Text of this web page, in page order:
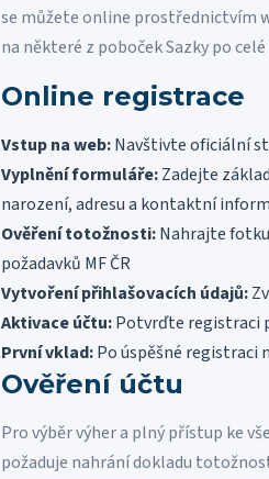
se můžete online prostřednictvím
na některé z poboček Sazky po
Online registrace
Vstup na web:Navštivte oficiální
Vyplnění formuláře:Zadejte
narození, adresu a kontaktní
Ověření totožnosti:Nahrajte
požadavků MF ČR
Vytvoření přihlašovacích údajů:
Aktivace účtu:Potvrďte registraci
První vklad:Po úspěšné registraci
Ověření účtu
Pro výběr výher a plný přístup ke
požaduje nahrání dokladu